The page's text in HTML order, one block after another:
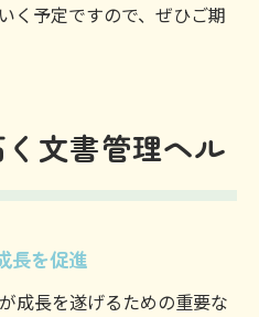
く予定ですので、ぜひご期
文書管理ヘル
長を促進
成長を遂げるための重要な